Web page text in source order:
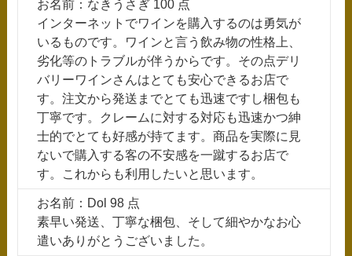
お名前：なきうさぎ 100 点
インターネットでワインを購入するのは勇気が
いるものです。ワインと言う飲み物の性格上、
劣化等のトラブルが伴うからです。その点デリ
バリーワインさんはとても安心できるお店で
す。注文から発送までとても迅速ですし梱包も
丁寧です。クレームに対する対応も迅速かつ紳
士的でとても好感が持てます。商品を実際に見
ないで購入する客の不安感を一蹴するお店で
す。これからも利用したいと思います。
お名前：Dol 98 点
素早い発送、丁寧な梱包、そして細やかなお心
遣いありがとうございました。